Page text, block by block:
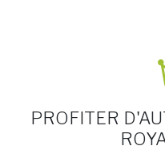
PROFITER